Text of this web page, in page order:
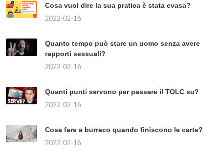
Cosa vuol dire la sua pratica è stata evasa?
2022-02-16
Quanto tempo può stare un uomo senza avere
rapporti sessuali?
2022-02-16
Quanti punti servono per passare il TOLC su?
2022-02-16
Cosa fare a burraco quando finiscono le carte?
2022-02-16